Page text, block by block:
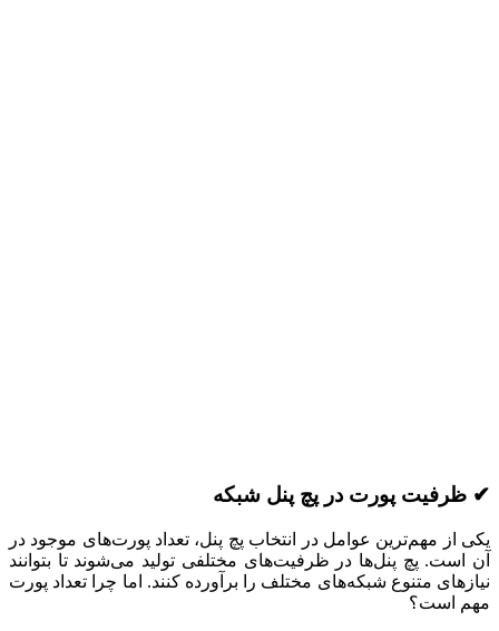
✔ ظرفیت پورت در پچ پنل شبکه
یکی از مهم‌ترین عوامل در انتخاب پچ پنل، تعداد پورت‌های موجود در
آن است. پچ پنل‌ها در ظرفیت‌های مختلفی تولید می‌شوند تا بتوانند
نیازهای متنوع شبکه‌های مختلف را برآورده کنند. اما چرا تعداد پورت
مهم است؟